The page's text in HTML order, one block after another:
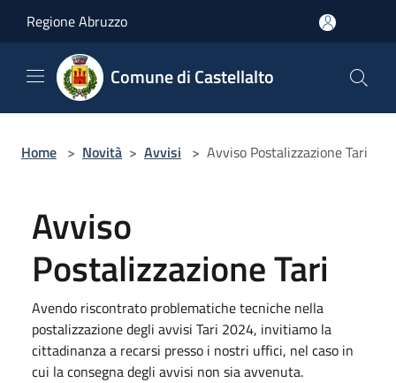
Regione Abruzzo
Comune di Castellalto
Home > Novità > Avvisi > Avviso Postalizzazione Tari
Avviso
Postalizzazione Tari
Avendo riscontrato problematiche tecniche nella
postalizzazione degli avvisi Tari 2024, invitiamo la
cittadinanza a recarsi presso i nostri uffici, nel caso in
cui la consegna degli avvisi non sia avvenuta.